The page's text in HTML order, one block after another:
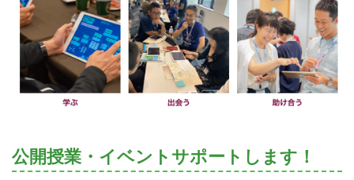
公開授業・イベントサポートします！